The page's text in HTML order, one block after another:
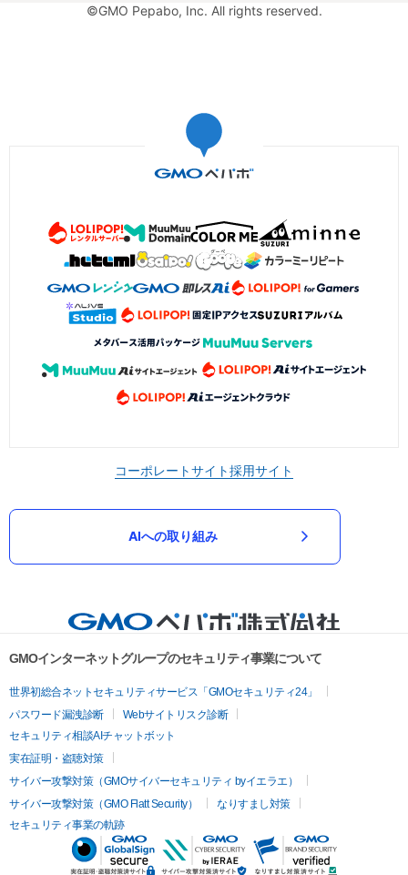
©GMO Pepabo, Inc. All rights reserved.
コーポレートサイト採用サイト
AIへの取り組み
GMOインターネットグループのセキュリティ事業について
世界初総合ネットセキュリティサービス「GMOセキュリティ24」
パスワード漏洩診断
Webサイトリスク診断
セキュリティ相談AIチャットボット
実在証明・盗聴対策
サイバー攻撃対策（GMOサイバーセキュリティ byイエラエ）
サイバー攻撃対策（GMO Flatt Security）
なりすまし対策
セキュリティ事業の軌跡